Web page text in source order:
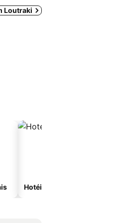
Loutraki
Hotéis com spa